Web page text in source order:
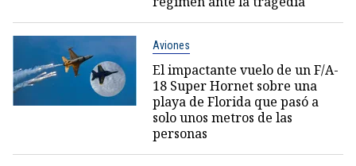
Aviones
El impactante vuelo de un F/A-
18 Super Hornet sobre una
playa de Florida que pasó a
solo unos metros de las
personas